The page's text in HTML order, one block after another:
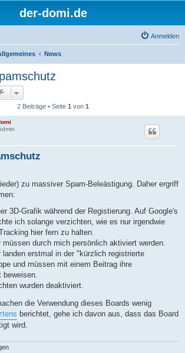
der-domi.de
Anmelden
News
2 Beiträge • Seite 1 von 1
zu massiver Spam-Beleästigung. Daher ergriff
3D-Grafik während der Registierung. Auf Google's
ich solange verzichten, wie es nur irgendwie
hier fern zu halten.
müssen durch mich persönlich aktiviert werden.
landen erstmal in der "kürzlich registrierte
und müssen mit einem Beitrag ihre
beweisen.
wurden deaktiviert.
die Verwendung dieses Boards wenig
berichtet, gehe ich davon aus, dass das Board
wird.